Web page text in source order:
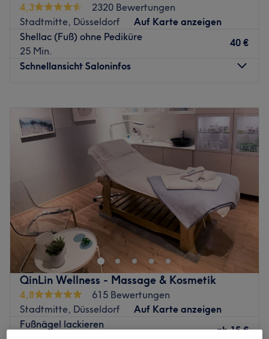
4,3
2320 Bewertungen
Stadtmitte, Düsseldorf
Auf Karte anzeigen
Shellac (Fuß) ohne Pediküre
25 Min.
40 €
Schnellansicht Saloninfos
Dienstag
10:00
20:00
Mittwoch
10:00 –20:00
Donnerstag
10:00 – 20:00
20:00
10:00–20:00
Geschlossen
Mit MIZU SPA Nail Cosmetic hat die Kö-Galerie eine
wundervolle Beautyadresse hinzugewonnen. Hier geht
das erfahrene Team aus Lenka, Huyen und Dung seinem
Handwerk nach. Ob sorgsam modellierte Nägel, perfekt
manikürte Hände oder schwungvolle Wimpern – lass' dich
in der exklusiven Atmosphäre des Salons und der Galerie
ganz nach deinen Wünschen verwöhnen. Deinen
Wunschtermin buchst du dir einfach und bequem mit
Treatwell!
QinLin Wellness - Massage & Kosmetik
4,8
615 Bewertungen
Stadtmitte, Düsseldorf
Auf Karte anzeigen
Fußnägel lackieren
ab15 €